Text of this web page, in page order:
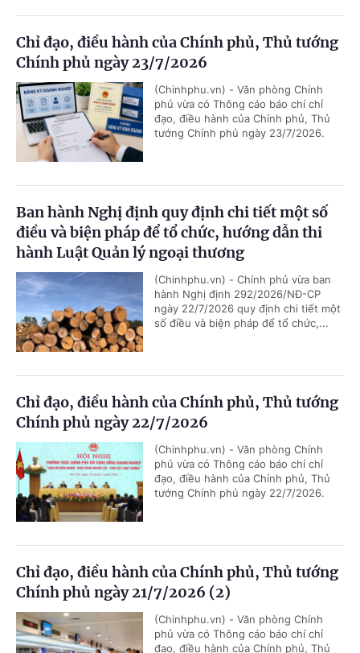
Chỉ đạo, điều hành của Chính phủ, Thủ tướng
Chính phủ ngày 23/7/2026
(Chinhphu.vn) - Văn phòng Chính
phủ vừa có Thông cáo báo chí chỉ
đạo, điều hành của Chính phủ, Thủ
tướng Chính phủ ngày 23/7/2026.
Ban hành Nghị định quy định chi tiết một số
điều và biện pháp để tổ chức, hướng dẫn thi
hành Luật Quản lý ngoại thương
(Chinhphu.vn) - Chính phủ vừa ban
hành Nghị định 292/2026/NĐ-CP
ngày 22/7/2026 quy định chi tiết một
số điều và biện pháp để tổ chức,...
Chỉ đạo, điều hành của Chính phủ, Thủ tướng
Chính phủ ngày 22/7/2026
(Chinhphu.vn) - Văn phòng Chính
phủ vừa có Thông cáo báo chí chỉ
đạo, điều hành của Chính phủ, Thủ
tướng Chính phủ ngày 22/7/2026.
Chỉ đạo, điều hành của Chính phủ, Thủ tướng
Chính phủ ngày 21/7/2026 (2)
(Chinhphu.vn) - Văn phòng Chính
phủ vừa có Thông cáo báo chí chỉ
đạo, điều hành của Chính phủ, Thủ